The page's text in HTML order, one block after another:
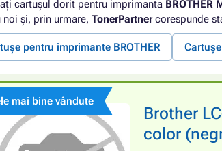
cartușul dorit pentru imprimanta BROTHER
noi și, prin urmare, TonerPartnercorespunde
pentru imprimante BROTHER
mai bine vândute
Brother
color